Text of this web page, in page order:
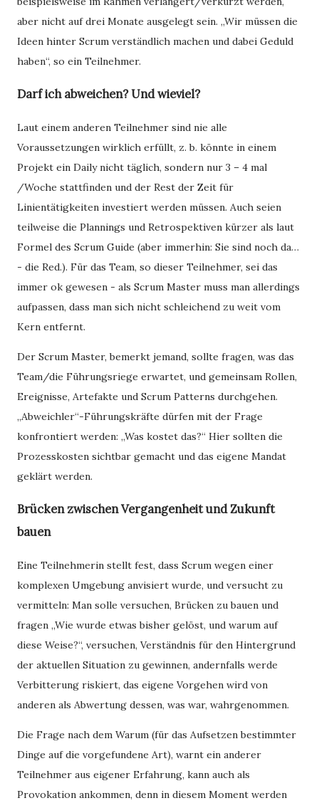
aber nicht auf drei Monate ausgelegt sein. „Wir müssen die
Ideen hinter Scrum verständlich machen und dabei Geduld
haben“, so ein Teilnehmer.
Darf ich abweichen? Und wieviel?
Laut einem anderen Teilnehmer sind nie alle
Voraussetzungen wirklich erfüllt, z. b. könnte in einem
Projekt ein Daily nicht täglich, sondern nur 3 – 4 mal
/Woche stattfinden und der Rest der Zeit für
Linientätigkeiten investiert werden müssen. Auch seien
teilweise die Plannings und Retrospektiven kürzer als laut
Formel des Scrum Guide (aber immerhin: Sie sind noch da…
- die Red.). Für das Team, so dieser Teilnehmer, sei das
immer ok gewesen - als Scrum Master muss man allerdings
aufpassen, dass man sich nicht schleichend zu weit vom
Kern entfernt.
Der Scrum Master, bemerkt jemand, sollte fragen, was das
Team/die Führungsriege erwartet, und gemeinsam Rollen,
Ereignisse, Artefakte und Scrum Patterns durchgehen.
„Abweichler“-Führungskräfte dürfen mit der Frage
konfrontiert werden: „Was kostet das?“ Hier sollten die
Prozesskosten sichtbar gemacht und das eigene Mandat
geklärt werden.
Brücken zwischen Vergangenheit und Zukunft
bauen
Eine Teilnehmerin stellt fest, dass Scrum wegen einer
komplexen Umgebung anvisiert wurde, und versucht zu
vermitteln: Man solle versuchen, Brücken zu bauen und
fragen „Wie wurde etwas bisher gelöst, und warum auf
diese Weise?“, versuchen, Verständnis für den Hintergrund
der aktuellen Situation zu gewinnen, andernfalls werde
Verbitterung riskiert, das eigene Vorgehen wird von
anderen als Abwertung dessen, was war, wahrgenommen.
Die Frage nach dem Warum (für das Aufsetzen bestimmter
Dinge auf die vorgefundene Art), warnt ein anderer
Teilnehmer aus eigener Erfahrung, kann auch als
Provokation ankommen, denn in diesem Moment werden